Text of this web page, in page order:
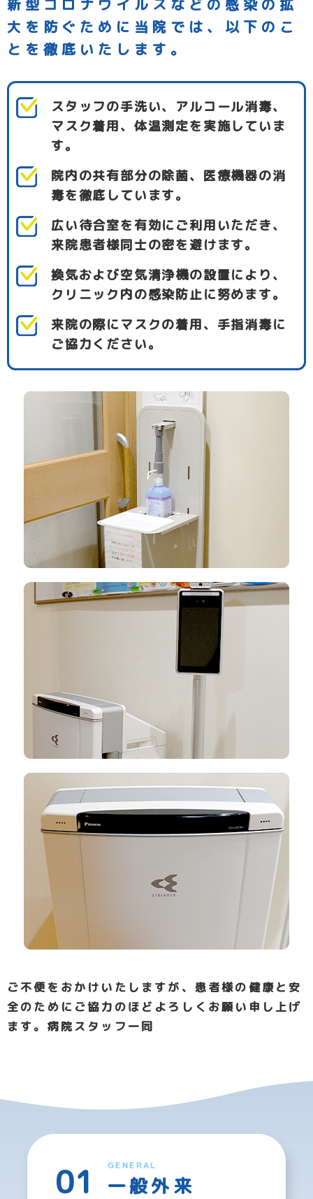
大を防ぐために 当院では、以下のこ
とを徹底いたします。
スタッフの手洗い、アルコール消毒、
マスク着用、体温測定を実施していま
す。
院内の共有部分の除菌、医療機器の消
毒を徹底しています。
広い待合室を有効にご利用いただき、
来院患者様同士の密を避けます。
換気および空気清浄機の設置により、
クリニック内の感染防止に努めます。
来院の際にマスクの着用、手指消毒に
ご協力ください。
ご不便をおかけいたしますが、患者様の健康と安
全のためにご協力のほどよろしくお願い申し上げ
ます。 病院スタッフ一同
GENERAL
一般外来